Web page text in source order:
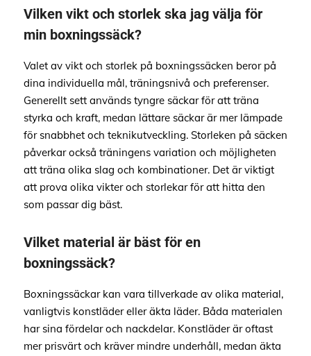
Vilken vikt och storlek ska jag välja för
min boxningssäck?
Valet av vikt och storlek på boxningssäcken beror på
dina individuella mål, träningsnivå och preferenser.
Generellt sett används tyngre säckar för att träna
styrka och kraft, medan lättare säckar är mer lämpade
för snabbhet och teknikutveckling. Storleken på säcken
påverkar också träningens variation och möjligheten
att träna olika slag och kombinationer. Det är viktigt
att prova olika vikter och storlekar för att hitta den
som passar dig bäst.
Vilket material är bäst för en
boxningssäck?
Boxningssäckar kan vara tillverkade av olika material,
vanligtvis konstläder eller äkta läder. Båda materialen
har sina fördelar och nackdelar. Konstläder är oftast
mer prisvärt och kräver mindre underhåll, medan äkta